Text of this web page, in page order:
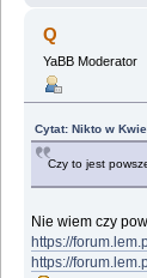
Q
YaBB Moderator
Cytat: Nikto w
Czy to jest
Nie wiem czy
https://
https://